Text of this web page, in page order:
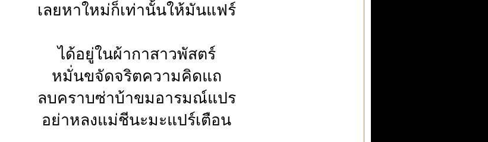
เลยหาใหม่ก็เท่านั้นให้มันแฟร์
ได้อยู่ในผ้ากาสาวพัสตร์
หมั่นขจัดจริตความคิดแถ
ลบคราบซ่าบ้าขมอารมณ์แปร
อย่าหลงแม่ชีนะมะแปร์เตือน